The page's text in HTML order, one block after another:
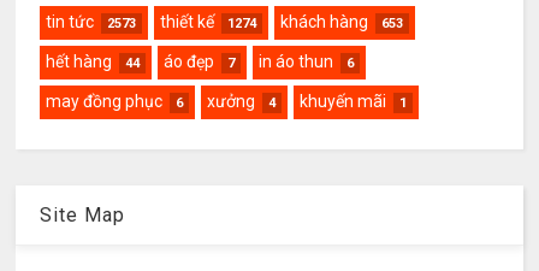
tin tức 2573 thiết kế 1274 khách hàng 653
hết hàng 44 áo đẹp 7 in áo thun 6
may đồng phục 6 xưởng 4 khuyến mãi 1
Site Map